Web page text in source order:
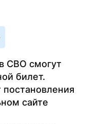
СВО смогут
билет.
сайте